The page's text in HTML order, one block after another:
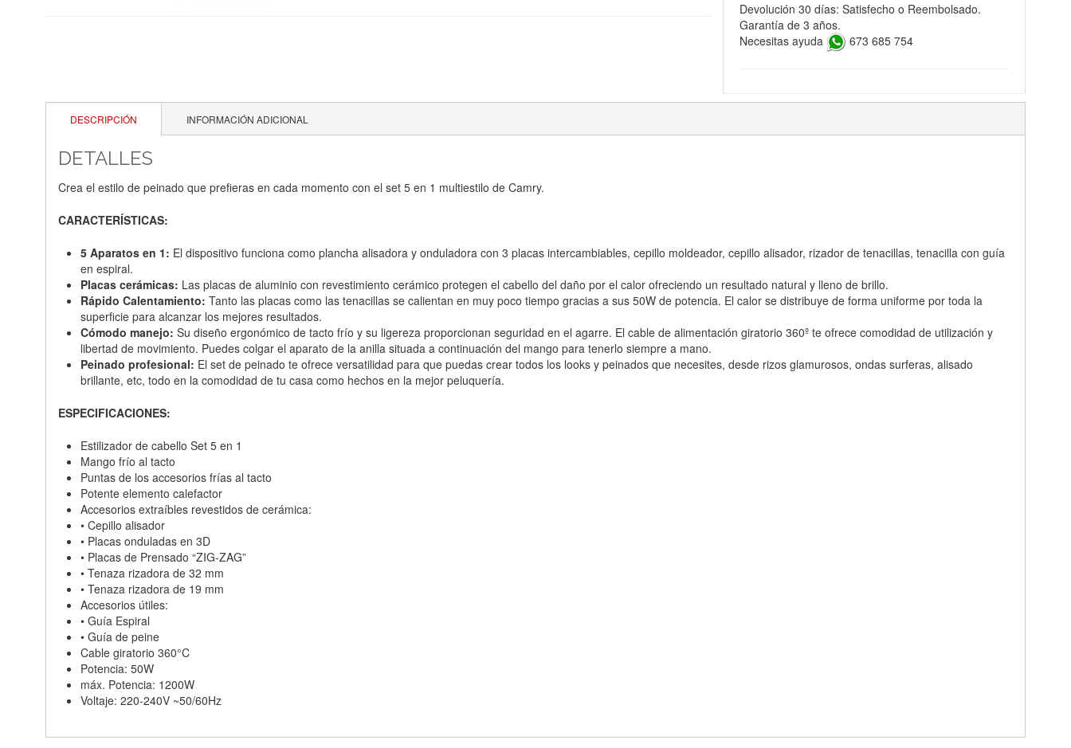
Devolución 30 días: Satisfecho o Reembolsado.
Garantía de 3 años.
Necesitas ayuda
673 685 754
DESCRIPCIÓN INFORMACIÓN ADICIONAL
DETALLES
Crea el estilo de peinado que prefieras en cada momento con el set 5 en 1 multiestilo de Camry.
CARACTERÍSTICAS:
5 Aparatos en 1: El dispositivo funciona como plancha alisadora y onduladora con 3 placas intercambiables, cepillo moldeador, cepillo alisador, rizador de tenacillas, tenacilla con guía
en espiral.
Placas cerámicas: Las placas de aluminio con revestimiento cerámico protegen el cabello del daño por el calor ofreciendo un resultado natural y lleno de brillo.
Rápido Calentamiento: Tanto las placas como las tenacillas se calientan en muy poco tiempo gracias a sus 50W de potencia. El calor se distribuye de forma uniforme por toda la
superficie para alcanzar los mejores resultados.
Cómodo manejo: Su diseño ergonómico de tacto frío y su ligereza proporcionan seguridad en el agarre. El cable de alimentación giratorio 360º te ofrece comodidad de utilización y
libertad de movimiento. Puedes colgar el aparato de la anilla situada a continuación del mango para tenerlo siempre a mano.
Peinado profesional: El set de peinado te ofrece versatilidad para que puedas crear todos los looks y peinados que necesites, desde rizos glamurosos, ondas surferas, alisado
brillante, etc, todo en la comodidad de tu casa como hechos en la mejor peluquería.
ESPECIFICACIONES:
Estilizador de cabello Set 5 en 1
Mango frío al tacto
Puntas de los accesorios frías al tacto
Potente elemento calefactor
Accesorios extraíbles revestidos de cerámica:
• Cepillo alisador
• Placas onduladas en 3D
• Placas de Prensado “ZIG-ZAG”
• Tenaza rizadora de 32 mm
• Tenaza rizadora de 19 mm
Accesorios útiles:
• Guía Espiral
• Guía de peine
Cable giratorio 360°C
Potencia: 50W
máx. Potencia: 1200W
Voltaje: 220-240V ~50/60Hz